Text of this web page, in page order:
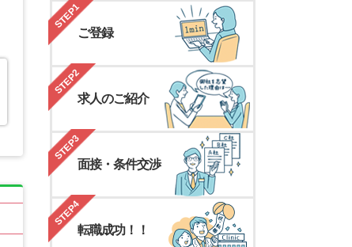
STEP1
ご登録
STEP2
求人のご紹介
STEP3
面接・条件交渉
STEP4
転職成功！！